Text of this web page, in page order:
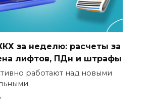
за неделю: расчеты за
лифтов, ПДн и штрафы
работают над новыми